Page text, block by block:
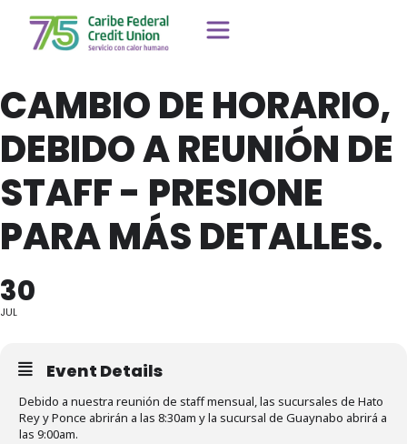
CAMBIO DE HORARIO,
DEBIDO A REUNIÓN DE
STAFF - PRESIONE
PARA MÁS DETALLES.
30
JUL
Event Details
Debido a nuestra reunión de staff mensual, las sucursales de Hato
Rey y Ponce abrirán a las 8:30am y la sucursal de Guaynabo abrirá a
las 9:00am.